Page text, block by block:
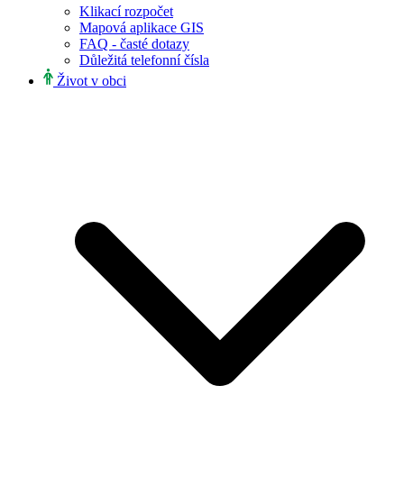
Klikací rozpočet
Mapová aplikace GIS
FAQ - časté dotazy
Důležitá telefonní čísla
Život v obci